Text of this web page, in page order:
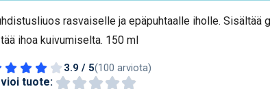
rasvaiselle ja epäpuhtaalle iholle. Sisältää
ihoa kuivumiselta. 150 ml
3.9 / 5(100 arviota)
tuote: